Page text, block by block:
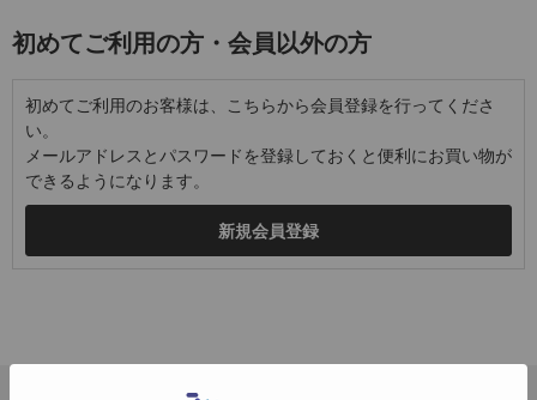
初めてご利用の方・会員以外の方
初めてご利用のお客様は、こちらから会員登録を行ってくださ
い。
メールアドレスとパスワードを登録しておくと便利にお買い物が
できるようになります。